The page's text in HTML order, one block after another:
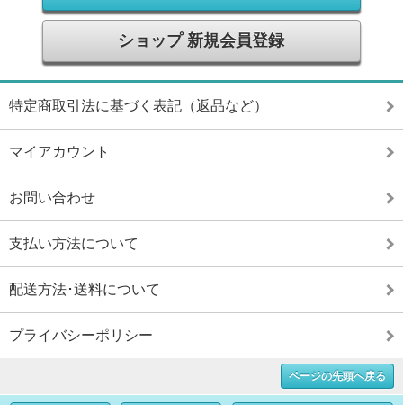
ショップ 新規会員登録
特定商取引法に基づく表記（返品など）
マイアカウント
お問い合わせ
支払い方法について
配送方法･送料について
プライバシーポリシー
ページの先頭へ戻る